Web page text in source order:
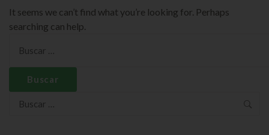
It seems we can’t find what you’re looking for. Perhaps
searching can help.
Buscar: